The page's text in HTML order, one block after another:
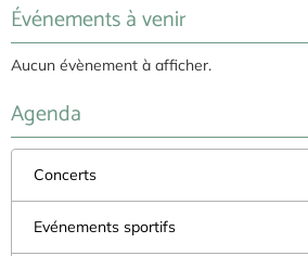
Événements à venir
Aucun évènement à afficher.
Agenda
Concerts
Evénements sportifs